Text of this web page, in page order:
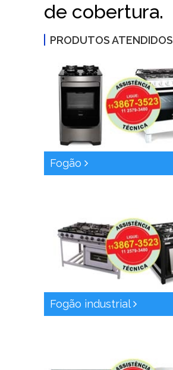
de cobertura.
PRODUTOS ATENDIDOS
Fogão
Fogão industrial